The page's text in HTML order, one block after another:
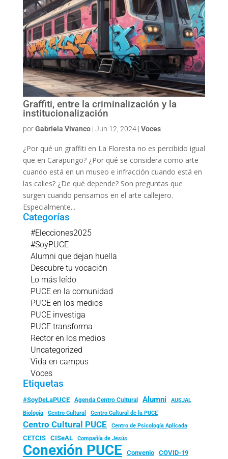
Graffiti, entre la criminalización y la
institucionalización
porGabriela Vivanco| Jun 12, 2024| Voces
¿Por qué un graffiti en La Floresta no es percibido igual
que en Carapungo? ¿Por qué se considera como arte
cuando está en un museo e infracción cuando está en
las calles? ¿De qué depende? Son preguntas que
surgen cuando pensamos en el arte callejero.
Especialmente...
Categorías
#Elecciones2025
#SoyPUCE
Alumni que dejan huella
Descubre tu vocación
Lo más leído
PUCE en la comunidad
PUCE en los medios
PUCE investiga
PUCE transforma
Rector en los medios
Uncategorized
Vida en campus
Voces
Etiquetas
#SoyDeLaPUCE Agenda Centro Cultural Alumni
AUSJAL
Biología
Centro Cultural Centro Cultural de la PUCE
Centro Cultural PUCE Centro de Psicología Aplicada
CETCIS CISeAL Compañía de Jesús
Conexión PUCE Convenio
COVID-19